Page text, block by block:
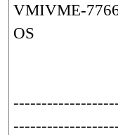
VMIVME-
OS